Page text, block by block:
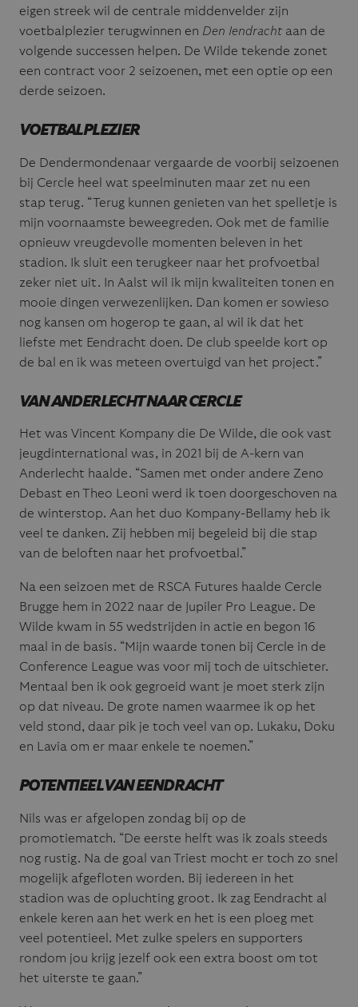
eigen streek wil de centrale middenvelder zijn
voetbalplezier terugwinnen en Den Iendracht aan de
volgende successen helpen. De Wilde tekende zonet
een contract voor 2 seizoenen, met een optie op een
derde seizoen.
VOETBALPLEZIER
De Dendermondenaar vergaarde de voorbij seizoenen
bij Cercle heel wat speelminuten maar zet nu een
stap terug. “Terug kunnen genieten van het spelletje is
mijn voornaamste beweegreden. Ook met de familie
opnieuw vreugdevolle momenten beleven in het
stadion. Ik sluit een terugkeer naar het profvoetbal
zeker niet uit. In Aalst wil ik mijn kwaliteiten tonen en
mooie dingen verwezenlijken. Dan komen er sowieso
nog kansen om hogerop te gaan, al wil ik dat het
liefste met Eendracht doen. De club speelde kort op
de bal en ik was meteen overtuigd van het project.”
VAN ANDERLECHT NAAR CERCLE
Het was Vincent Kompany die De Wilde, die ook vast
jeugdinternational was, in 2021 bij de A-kern van
Anderlecht haalde. “Samen met onder andere Zeno
Debast en Theo Leoni werd ik toen doorgeschoven na
de winterstop. Aan het duo Kompany-Bellamy heb ik
veel te danken. Zij hebben mij begeleid bij die stap
van de beloften naar het profvoetbal.”
Na een seizoen met de RSCA Futures haalde Cercle
Brugge hem in 2022 naar de Jupiler Pro League. De
Wilde kwam in 55 wedstrijden in actie en begon 16
maal in de basis. “Mijn waarde tonen bij Cercle in de
Conference League was voor mij toch de uitschieter.
Mentaal ben ik ook gegroeid want je moet sterk zijn
op dat niveau. De grote namen waarmee ik op het
veld stond, daar pik je toch veel van op. Lukaku, Doku
en Lavia om er maar enkele te noemen.”
POTENTIEEL VAN EENDRACHT
Nils was er afgelopen zondag bij op de
promotiematch. “De eerste helft was ik zoals steeds
nog rustig. Na de goal van Triest mocht er toch zo snel
mogelijk afgefloten worden. Bij iedereen in het
stadion was de opluchting groot. Ik zag Eendracht al
enkele keren aan het werk en het is een ploeg met
veel potentieel. Met zulke spelers en supporters
rondom jou krijg jezelf ook een extra boost om tot
het uiterste te gaan.”